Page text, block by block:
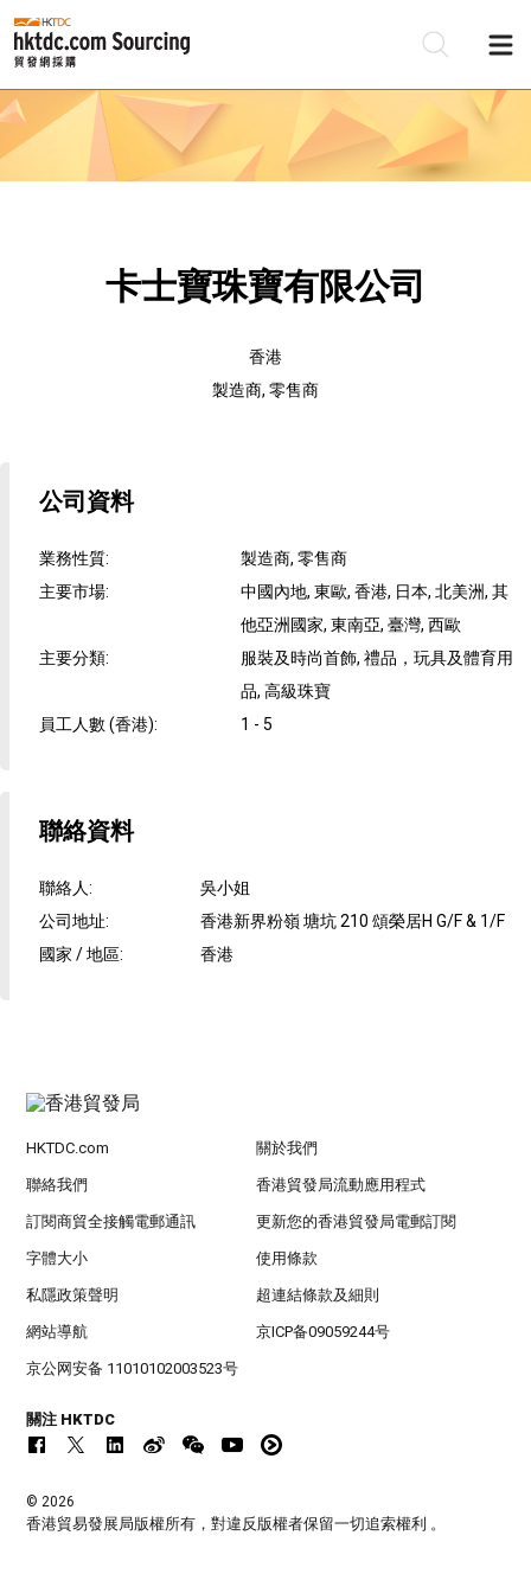
卡士寶珠寶有限公司
香港
製造商, 零售商
公司資料
業務性質:
製造商, 零售商
主要市場:
中國內地, 東歐, 香港, 日本, 北美洲, 其
他亞洲國家, 東南亞, 臺灣, 西歐
主要分類:
服裝及時尚首飾, 禮品，玩具及體育用
品, 高級珠寶
員工人數 (香港): 1 - 5
聯絡資料
聯絡人:
吳小姐
公司地址:
香港新界粉嶺 塘坑 210 頌榮居H G/F & 1/F
國家 / 地區: 香港
HKTDC.com 關於我們
聯絡我們 香港貿發局流動應用程式
訂閱商貿全接觸電郵通訊 更新您的香港貿發局電郵訂閱
字體大小 使用條款
私隱政策聲明 超連結條款及細則
網站導航 京ICP备09059244号
京公网安备 11010102003523号
關注 HKTDC
© 2026
香港貿易發展局版權所有，對違反版權者保留一切追索權利 。